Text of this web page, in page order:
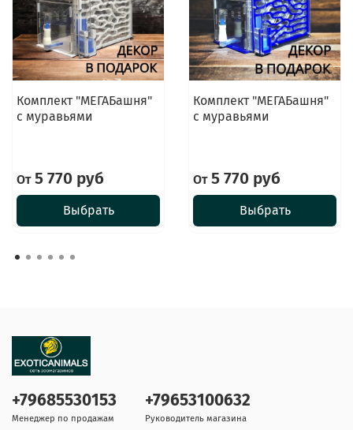
Комплект "МЕГАБашня"
с муравьями
От5 770 руб
Выбрать
Комплект "МЕГАБашня"
с муравьями
От5 770 руб
Выбрать
+79685530153
Менеджер по продажам
+79653100632
Руководитель магазина